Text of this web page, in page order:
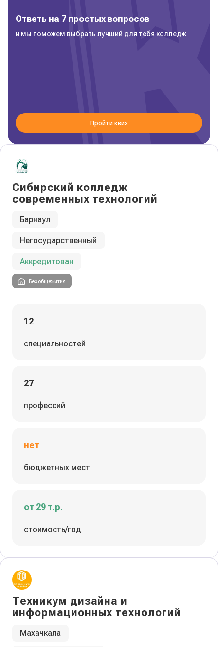
Сибирский колледж
современных технологий
Барнаул
Негосударственный
Аккредитован
Без общежития
12
специальностей
27
профессий
нет
бюджетных мест
от 29 т.р.
стоимость/год
Техникум дизайна и
информационных технологий
Махачкала
Ответь на 7 простых вопросов
и мы поможем выбрать лучший для тебя колледж
Пройти квиз